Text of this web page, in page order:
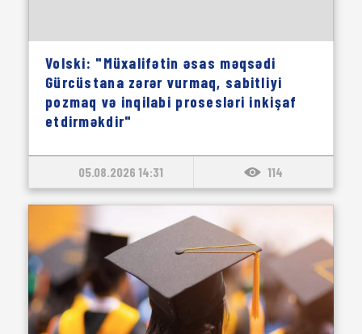
Volski: "Müxalifətin əsas məqsədi
Gürcüstana zərər vurmaq, sabitliyi
pozmaq və inqilabi prosesləri inkişaf
etdirməkdir"
05.08.2026 14:31 114